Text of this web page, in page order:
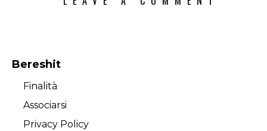
Bereshit
Finalità
Associarsi
Privacy Policy